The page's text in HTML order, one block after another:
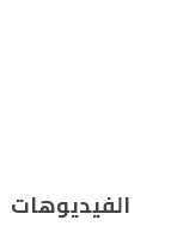
الفيديوهات